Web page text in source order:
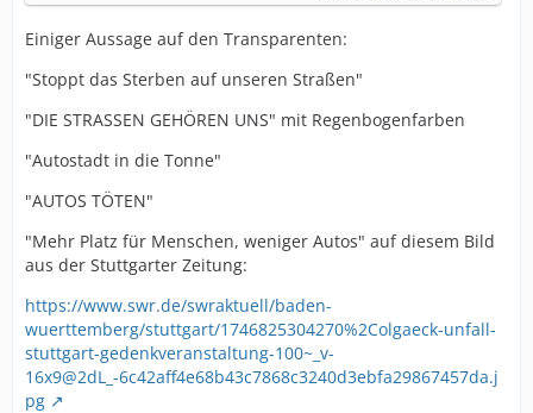
Einiger Aussage auf den Transparenten:
"Stoppt das Sterben auf unseren Straßen"
"DIE STRASSEN GEHÖREN UNS" mit Regenbogenfarben
"Autostadt in die Tonne"
"AUTOS TÖTEN"
"Mehr Platz für Menschen, weniger Autos" auf diesem Bild
aus der Stuttgarter Zeitung:
https://www.swr.de/swraktuell/baden-
wuerttemberg/stuttgart/1746825304270%2Colgaeck-unfall-
stuttgart-gedenkveranstaltung-100~_v-
16x9@2dL_-6c42aff4e68b43c7868c3240d3ebfa29867457da.j
pg